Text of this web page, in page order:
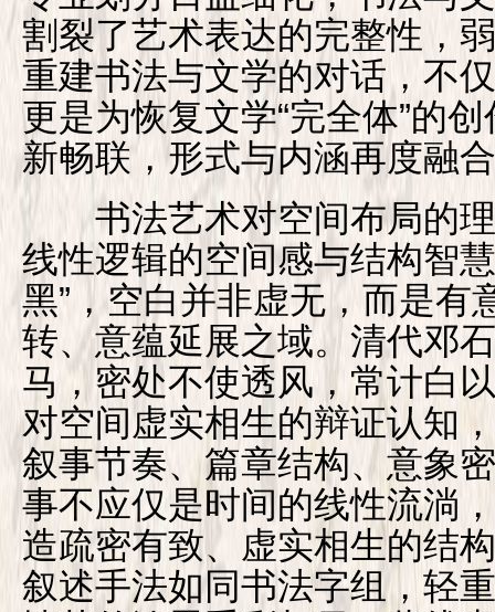
割裂了艺术表达的完整性，
重建书法与文学的对话，不
更是为恢复文学“完全体”的
新畅联，形式与内涵再度融
书法艺术对空间布局的理
线性逻辑的空间感与结构智
黑”，空白并非虚无，而是有
转、意蕴延展之域。清代邓
马，密处不使透风，常计白
对空间虚实相生的辩证认知
叙事节奏、篇章结构、意象
事不应仅是时间的线性流淌
造疏密有致、虚实相生的结
叙述手法如同书法字组，轻